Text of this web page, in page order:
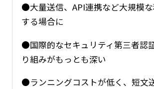
●大量送信、API連携など大規模
する場合に
●国際的なセキュリティ第三者認
り組みがもっとも深い
●ランニングコストが低く、短文